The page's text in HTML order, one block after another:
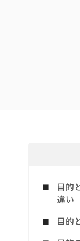
目的
違い
目的